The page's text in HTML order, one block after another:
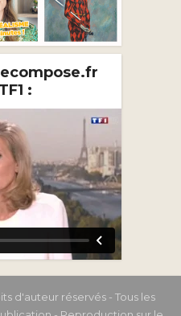
:
d'auteur réservés - Tous les